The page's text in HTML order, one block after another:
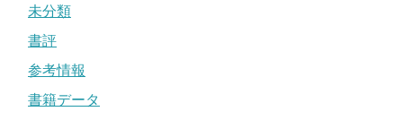
未分類
書評
参考情報
書籍データ